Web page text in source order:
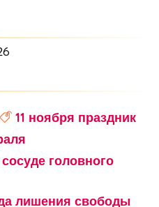
11 ноября праздник
головного
лишения свободы